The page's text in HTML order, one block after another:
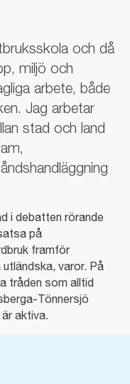
och då
miljö och
arbete, både
Jag arbetar
stad och land
i debatten rörande
på
framför
varor. På
tråden som alltid
Tönnersjö
aktiva.